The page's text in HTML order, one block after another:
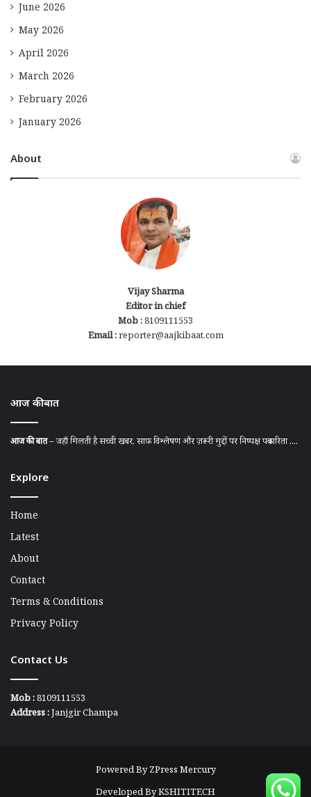
June 2026
May 2026
April 2026
March 2026
February 2026
January 2026
About
Vijay Sharma
Editor in chief
Mob :8109111553
Email :reporter@aajkibaat.com
आज की बात
आज की बात– जहाँ मिलती है सच्ची खबर, साफ़ विश्लेषण और ज़रूरी मुद्दों पर निष्पक्ष पत्रकारिता ....
Explore
Home
Latest
About
Contact
Terms & Conditions
Privacy Policy
Contact Us
Mob :8109111553
Address :Janjgir Champa
Powered ByZPress Mercury
Developed ByKSHITITECH